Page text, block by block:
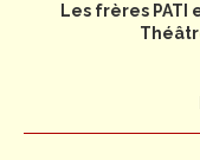
Les frères PATI